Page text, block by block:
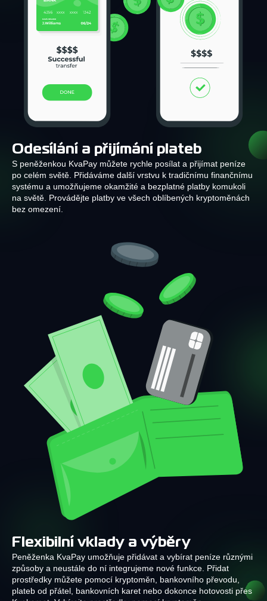
Odesílání a přijímání plateb
S peněženkou KvaPay můžete rychle posílat a přijímat peníze
po celém světě. Přidáváme další vrstvu k tradičnímu finančnímu
systému a umožňujeme okamžité a bezplatné platby komukoli
na světě. Provádějte platby ve všech oblíbených kryptoměnách
bez omezení.
Flexibilní vklady a výběry
Peněženka KvaPay umožňuje přidávat a vybírat peníze různými
způsoby a neustále do ní integrujeme nové funkce. Přidat
prostředky můžete pomocí kryptoměn, bankovního převodu,
plateb od přátel, bankovních karet nebo dokonce hotovosti přes